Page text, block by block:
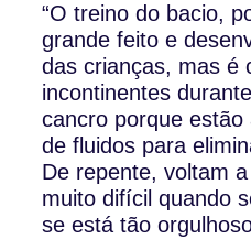
“O treino do bacio,
grande feito e
das crianças, mas é
incontinentes
cancro porque
de fluidos para
De repente, voltam
muito difícil quando
se está tão